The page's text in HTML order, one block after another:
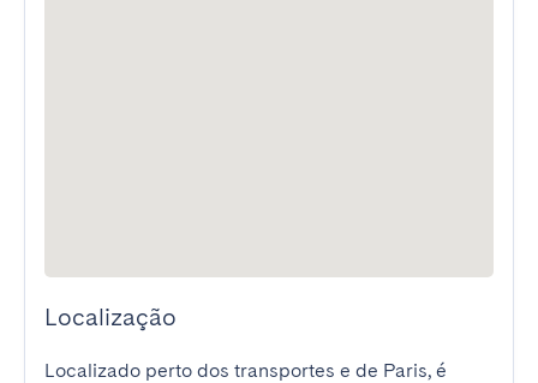
Localização
Localizado perto dos transportes e de Paris, é